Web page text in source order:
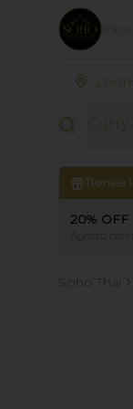
Curry
Tienes 1
20% OFF
Agosto
Soho Thai